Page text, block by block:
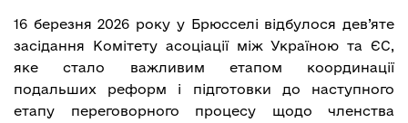
16 березня 2026 року у Брюсселі відбулося дев’яте
засідання Комітету асоціації між Україною та ЄС,
яке стало важливим етапом координації
подальших реформ і підготовки до наступного
етапу переговорного процесу щодо членства